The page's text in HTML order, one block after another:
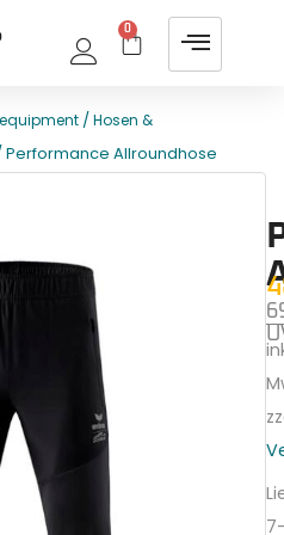
0
/Hosen &
Performance Allroundhose